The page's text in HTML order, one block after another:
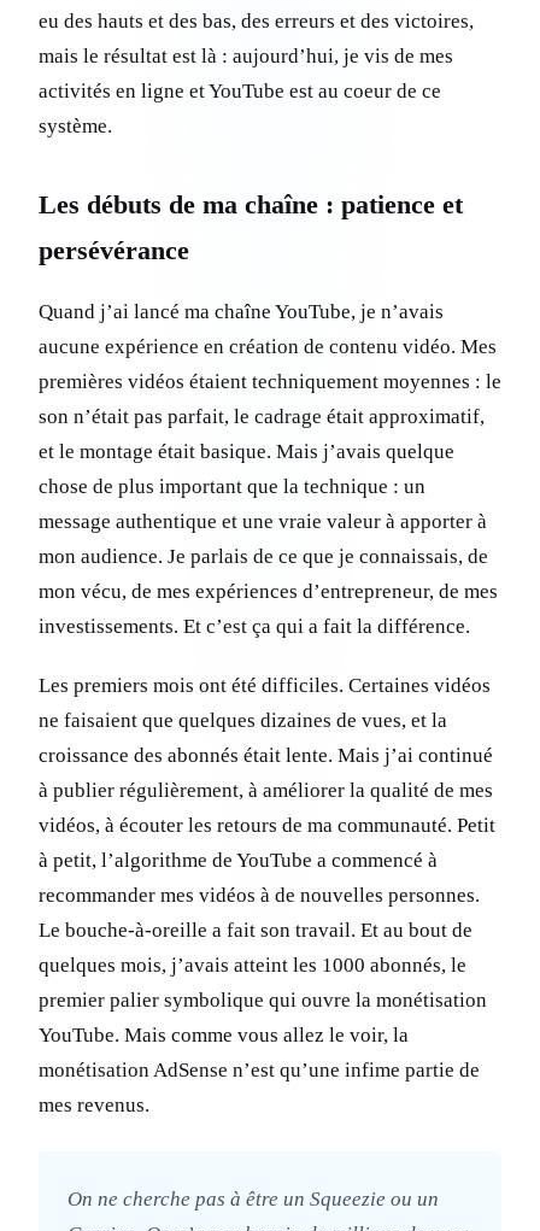
eu des hauts et des bas, des erreurs et des victoires,
mais le résultat est là : aujourd’hui, je vis de mes
activités en ligne et YouTube est au coeur de ce
système.
Les débuts de ma chaîne : patience et
persévérance
Quand j’ai lancé ma chaîne YouTube, je n’avais
aucune expérience en création de contenu vidéo. Mes
premières vidéos étaient techniquement moyennes : le
son n’était pas parfait, le cadrage était approximatif,
et le montage était basique. Mais j’avais quelque
chose de plus important que la technique : un
message authentique et une vraie valeur à apporter à
mon audience. Je parlais de ce que je connaissais, de
mon vécu, de mes expériences d’entrepreneur, de mes
investissements. Et c’est ça qui a fait la différence.
Les premiers mois ont été difficiles. Certaines vidéos
ne faisaient que quelques dizaines de vues, et la
croissance des abonnés était lente. Mais j’ai continué
à publier régulièrement, à améliorer la qualité de mes
vidéos, à écouter les retours de ma communauté. Petit
à petit, l’algorithme de YouTube a commencé à
recommander mes vidéos à de nouvelles personnes.
Le bouche-à-oreille a fait son travail. Et au bout de
quelques mois, j’avais atteint les 1000 abonnés, le
premier palier symbolique qui ouvre la monétisation
YouTube. Mais comme vous allez le voir, la
monétisation AdSense n’est qu’une infime partie de
mes revenus.
On ne cherche pas à être un Squeezie ou un